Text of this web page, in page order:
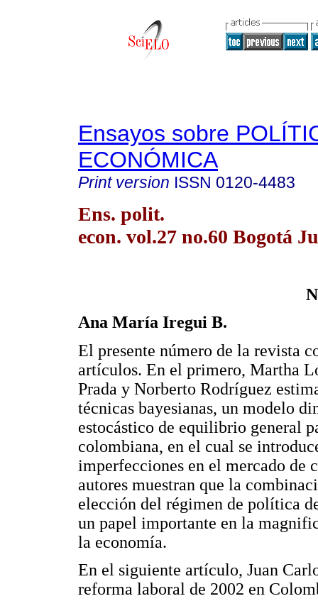
Ensayos sobre
ECONÓMICA
Print version ISSN 0120-4483
Ens. polit.
econ. vol.27 no.60 Bogotá
Ana María Iregui B.
El presente número de la revista
artículos. En el primero, Martha
Prada y Norberto Rodríguez
técnicas bayesianas, un modelo
estocástico de equilibrio general
colombiana, en el cual se
imperfecciones en el mercado de
autores muestran que la
elección del régimen de política
un papel importante en la
la economía.
En el siguiente artículo, Juan
reforma laboral de 2002 en